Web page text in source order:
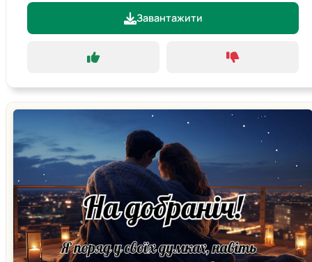
Завантажити